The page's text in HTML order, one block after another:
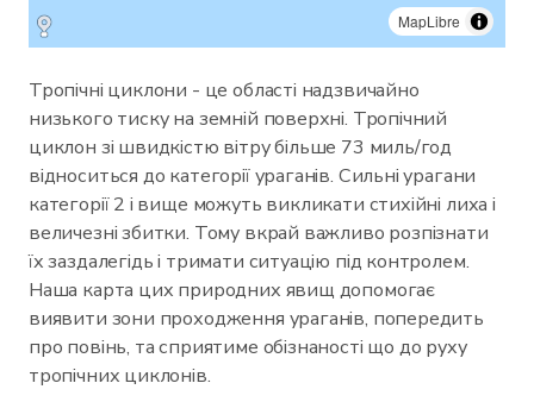
MapLibre
Тропічні циклони - це області надзвичайно
низького тиску на земній поверхні. Тропічний
циклон зі швидкістю вітру більше 73 миль/год
відноситься до категорії ураганів. Сильні урагани
категорії 2 і вище можуть викликати стихійні лиха і
величезні збитки. Тому вкрай важливо розпізнати
їх заздалегідь і тримати ситуацію під контролем.
Наша карта цих природних явищ допомогає
виявити зони проходження ураганів, попередить
про повінь, та сприятиме обізнаності що до руху
тропічних циклонів.